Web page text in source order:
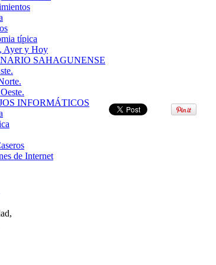
típica
Ayer y Hoy
SAHAGUNENSE
INFORMÁTICOS
de Internet